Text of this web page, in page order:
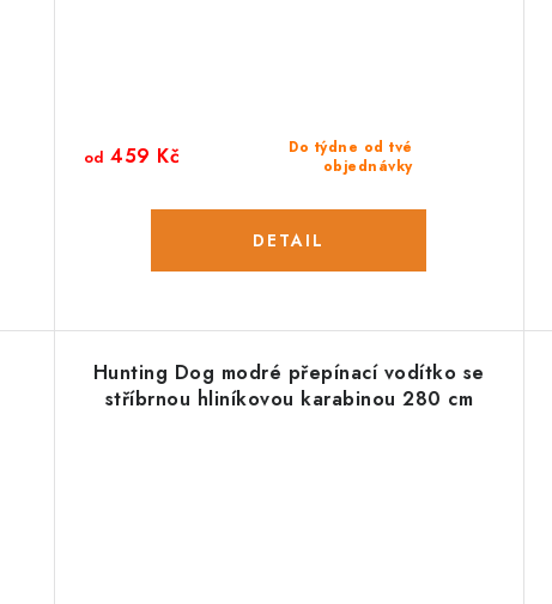
Do týdne od tvé
objednávky
od 459 Kč
Hunting Dog modré přepínací vodítko se
stříbrnou hliníkovou karabinou 280 cm